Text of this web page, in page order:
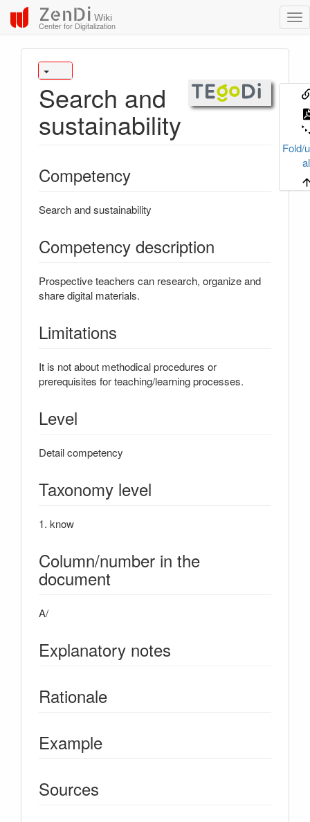
ZenDi Wiki
Center for Digitalization
Fold/
Search and
sustainability
Competency
Search and sustainability
Competency description
Prospective teachers can research, organize and
share digital materials.
Limitations
It is not about methodical procedures or
prerequisites for teaching/learning processes.
Level
Detail competency
Taxonomy level
1. know
Column/number in the
document
A/
Explanatory notes
Rationale
Example
Sources